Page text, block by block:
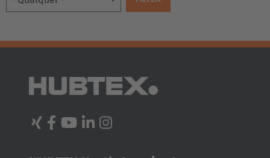
Nederlands Français Deutsch